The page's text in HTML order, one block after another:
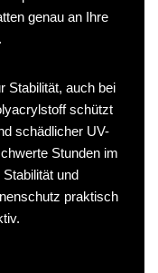
genau an Ihre
Stabilität, auch bei
schützt
schädlicher UV-
Stunden im
und
praktisch